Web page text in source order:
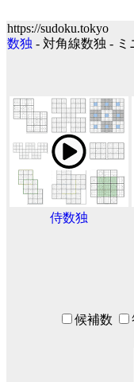
https://sudoku.tokyo
数独 - 対角線数独 -
侍数独
候補数